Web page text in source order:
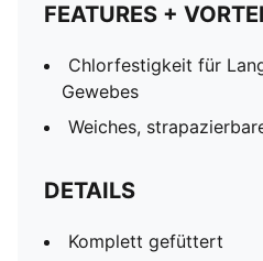
FEATURES +
Chlorfestigkeit für
Gewebes
Weiches,
DETAILS
Komplett gefüttert